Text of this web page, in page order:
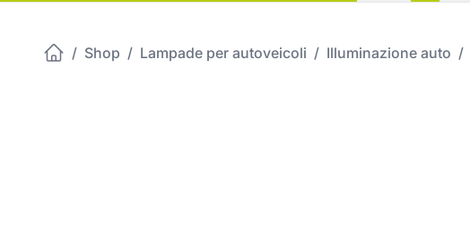
/ Shop / Lampade per autoveicoli / Illuminazione auto /